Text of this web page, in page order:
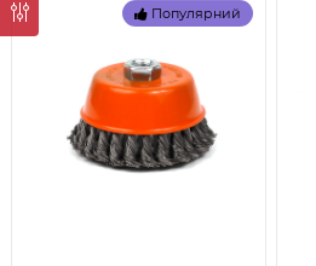
Популярний